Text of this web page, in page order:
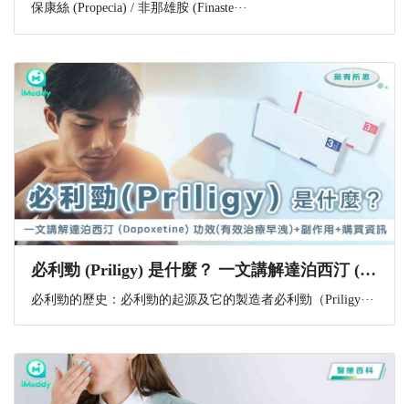
保康絲 (Propecia) / 非那雄胺 (Finaste···
必利勁 (Priligy) 是什麼？ 一文講解達泊西汀 (Dapoxetine) 功效(有效治療早洩)+副作用+購買資訊
必利勁的歷史：必利勁的起源及它的製造者必利勁（Priligy···